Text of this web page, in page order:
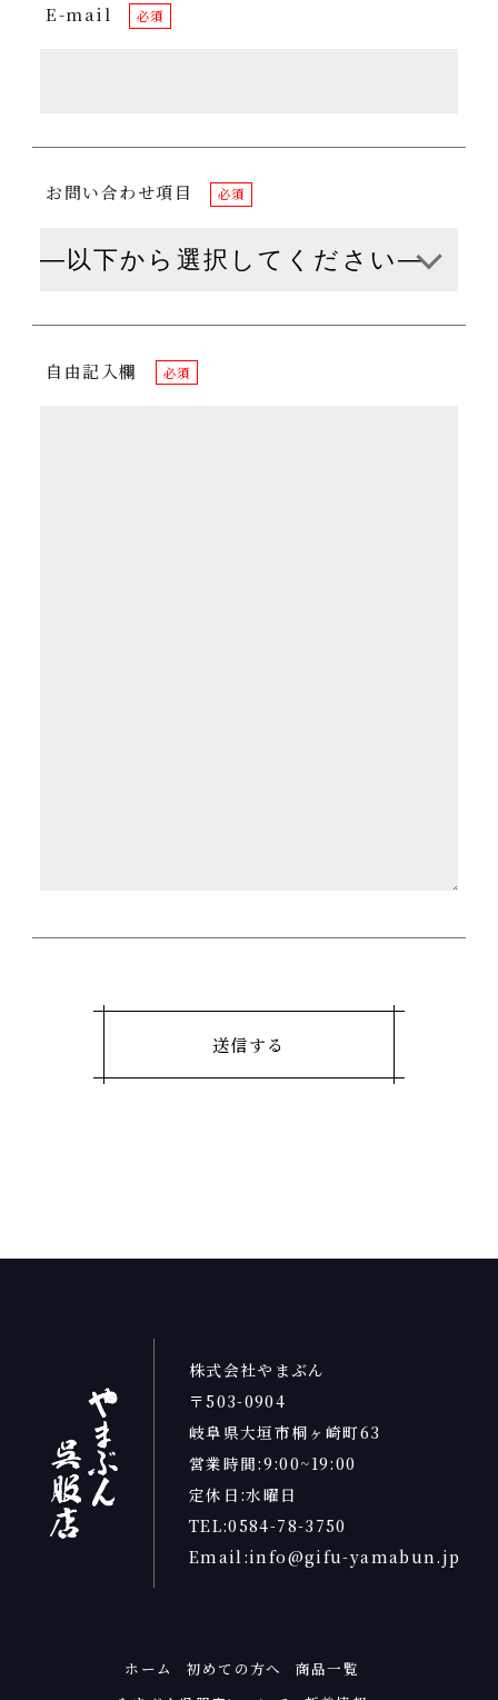
E-mail 必須
お問い合わせ項目 必須
自由記入欄 必須
株式会社やまぶん
〒503-0904
岐阜県大垣市桐ヶ崎町63
営業時間:9:00~19:00
定休日:水曜日
TEL:0584-78-3750
Email:info@gifu-yamabun.jp
ホーム 初めての方へ
商品一覧